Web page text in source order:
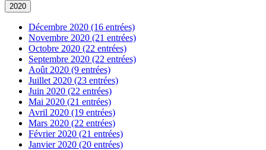
2020
Décembre 2020 (16 entrées)
Novembre 2020 (21 entrées)
Octobre 2020 (22 entrées)
Septembre 2020 (22 entrées)
Août 2020 (9 entrées)
Juillet 2020 (23 entrées)
Juin 2020 (22 entrées)
Mai 2020 (21 entrées)
Avril 2020 (19 entrées)
Mars 2020 (22 entrées)
Février 2020 (21 entrées)
Janvier 2020 (20 entrées)